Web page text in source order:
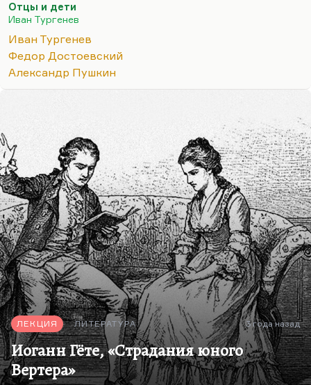
просветителей. Надо посмотреть, пошерстить.
Тургенев уже не признается. Но, конечно,
Базаров – не пародия и не карикатура. Базаров –
сильный, умный, талантливый человек, который
находится в плену еще одного русского
Во-первых, это проблема отцов и детей, в
которой каждое следующее поколение
оказывается в перпендикуляре к предыдущему,…
Отцы и дети
Иван Тургенев
Иван Тургенев
Федор Достоевский
Александр Пушкин
ЛЕКЦИЯ ЛИТЕРАТУРА 3 года назад
Иоганн Гёте, «Страдания юного
Вертера»